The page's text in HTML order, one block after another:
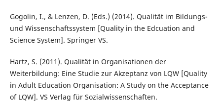
Gogolin, I., & Lenzen, D. (Eds.) (2014). Qualität im Bildungs-
und Wissenschaftssystem [Quality in the Edcuation and
Science System]. Springer VS.
Hartz, S. (2011). Qualität in Organisationen der
Weiterbildung: Eine Studie zur Akzeptanz von LQW [Quality
in Adult Education Organisation: A Study on the Acceptance
of LQW]. VS Verlag für Sozialwissenschaften.